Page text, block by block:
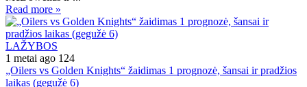
Read more »
LAŽYBOS
1 metai ago 124
„Oilers vs Golden Knights“ žaidimas 1 prognozė, šansai ir pradžios
laikas (gegužė 6)